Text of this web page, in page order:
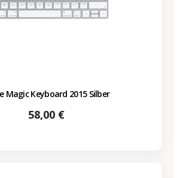
Magic Keyboard 2015 Silber
Preis
58,00 €